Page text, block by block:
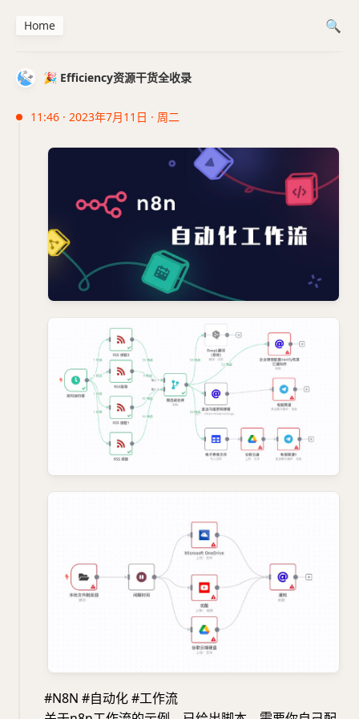
🎉 Efficiency资源干货全收录
11:46 · 2023年7月11日 · 周二
#N8N #自动化 #工作流
Home